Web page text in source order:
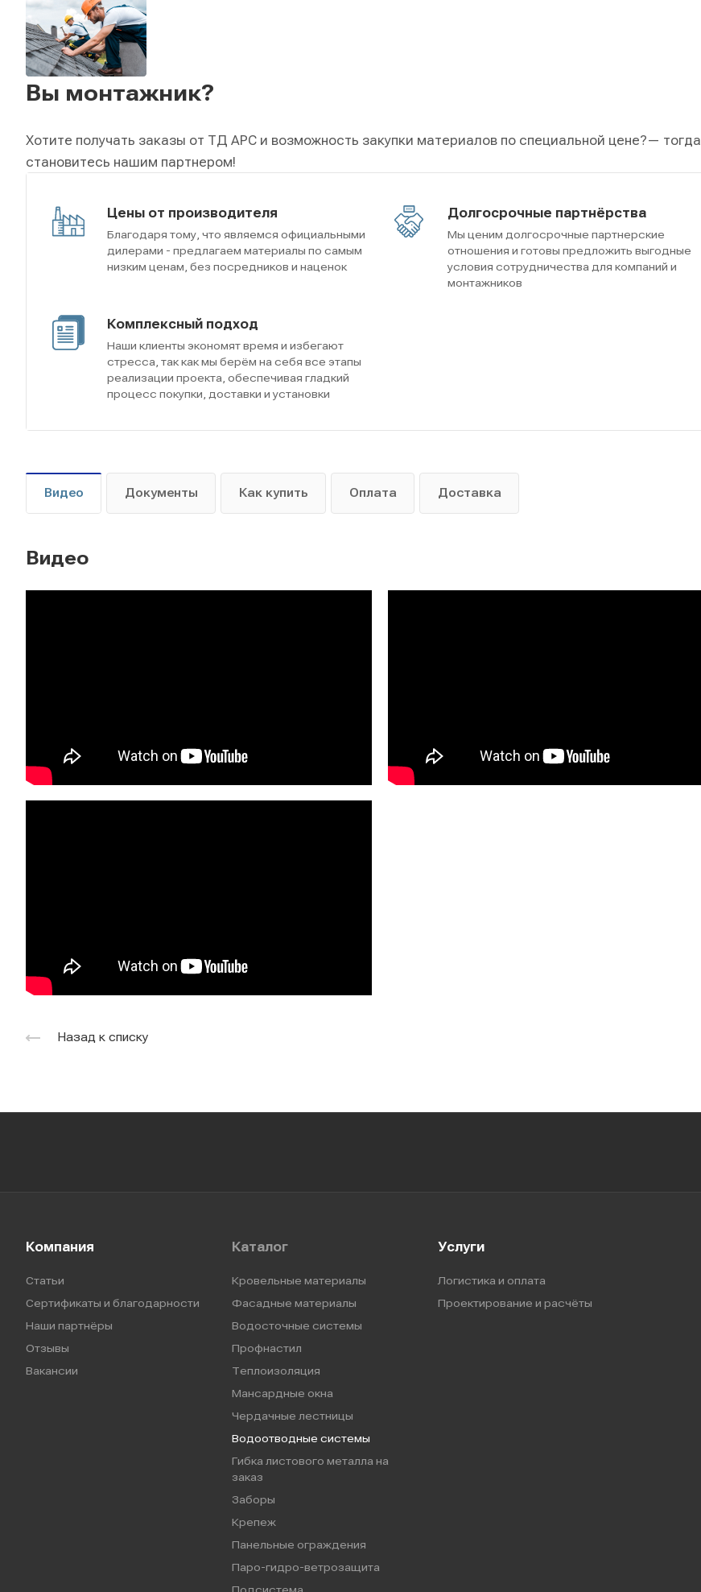
Вы монтажник?
Хотите получать заказы от ТД АРС и возможность закупки материалов по специальной цене?— тогда
становитесь нашим партнером!
Цены от производителя
Благодаря тому, что являемся официальными
дилерами - предлагаем материалы по самым
низким ценам, без посредников и наценок
Долгосрочные партнёрства
Мы ценим долгосрочные партнерские
отношения и готовы предложить выгодные
условия сотрудничества для компаний и
монтажников
Комплексный подход
Наши клиенты экономят время и избегают
стресса, так как мы берём на себя все этапы
реализации проекта, обеспечивая гладкий
процесс покупки, доставки и установки
Видео Документы Как купить Оплата Доставка
Видео
Назад к списку
Компания
Статьи
Сертификаты и благодарности
Наши партнёры
Отзывы
Вакансии
Каталог
Кровельные материалы
Фасадные материалы
Водосточные системы
Профнастил
Теплоизоляция
Мансардные окна
Чердачные лестницы
Водоотводные системы
Гибка листового металла на
заказ
Заборы
Крепеж
Панельные ограждения
Паро-гидро-ветрозащита
Услуги
Логистика и оплата
Проектирование и расчёты